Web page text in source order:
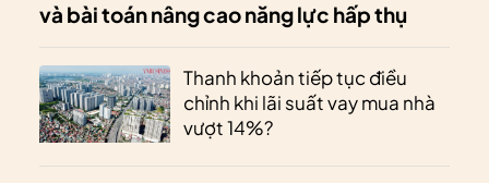
và bài toán nâng cao năng lực hấp thụ
Thanh khoản tiếp tục điều
chỉnh khi lãi suất vay mua nhà
vượt 14%?